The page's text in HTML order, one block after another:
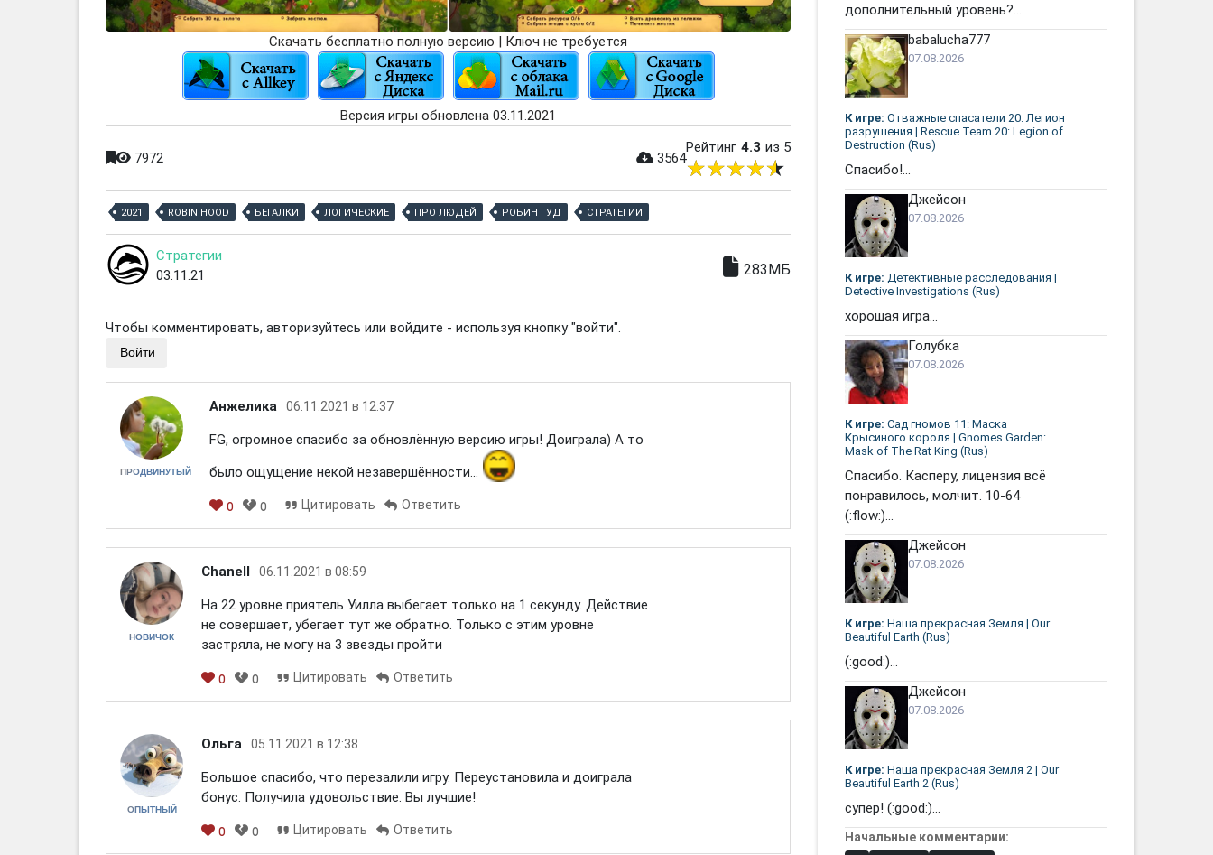
Скачать бесплатно полную версию | Ключ не требуется
Версия игры обновлена 03.11.2021
7972 3564
Рейтинг 4.3 из 5
2021 ROBIN HOOD БЕГАЛКИ ЛОГИЧЕСКИЕ ПРО ЛЮДЕЙ РОБИН ГУД СТРАТЕГИИ
Стратегии
03.11.21
283МБ
Чтобы комментировать, авторизуйтесь или войдите - используя кнопку "войти".
Войти
ПРОДВИНУТЫЙ
Анжелика 06.11.2021 в 12:37
FG, огромное спасибо за обновлённую версию игры! Доиграла) А то
было ощущение некой незавершённости...
0 0 Цитировать Ответить
НОВИЧОК
Chanell 06.11.2021 в 08:59
На 22 уровне приятель Уилла выбегает только на 1 секунду. Действие
не совершает, убегает тут же обратно. Только с этим уровне
застряла, не могу на 3 звезды пройти
0 0 Цитировать Ответить
ОПЫТНЫЙ
Ольга 05.11.2021 в 12:38
Большое спасибо, что перезалили игру. Переустановила и доиграла
бонус. Получила удовольствие. Вы лучшие!
0 0 Цитировать Ответить
дополнительный уровень?...
babalucha777
07.08.2026
К игре: Отважные спасатели 20: Легион
разрушения | Rescue Team 20: Legion of
Destruction (Rus)
Спасибо!...
Джейсон
07.08.2026
К игре: Детективные расследования |
Detective Investigations (Rus)
хорошая игра...
Голубка
07.08.2026
К игре: Сад гномов 11: Маска
Крысиного короля | Gnomes Garden:
Mask of The Rat King (Rus)
Спасибо. Касперу, лицензия всё
понравилось, молчит. 10-64
(:flow:)...
Джейсон
07.08.2026
К игре: Наша прекрасная Земля | Our
Beautiful Earth (Rus)
(:good:)...
Джейсон
07.08.2026
К игре: Наша прекрасная Земля 2 | Our
Beautiful Earth 2 (Rus)
супер! (:good:)...
Начальные комментарии: